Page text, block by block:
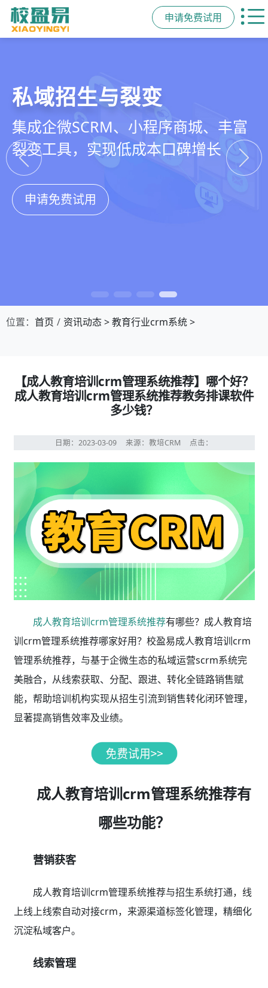
申请免费试用
教培行业CRM
以学员为中心，打通从引流、转化、
教学到复购转介绍的全生命周期增长
引擎
申请免费试用
智能销售漏斗
线索自动分配、标准化跟单、试听转
化分析，打造高绩效招生团队
申请免费试用
精细化客户运营
360°学员画像、自动化服务流程、智
能续费预警，深度挖掘学员长期价值
申请免费试用
私域招生与裂变
集成企微SCRM、小程序商城、丰富
裂变工具，实现低成本口碑增长
申请免费试用
位置： 首页 资讯动态>教育行业crm系统>
【成人教育培训crm管理系统推荐】哪个好？
成人教育培训crm管理系统推荐教务排课软件
多少钱？
日期：2023-03-09 来源：教培CRM 点击：
成人教育培训crm管理系统推荐有哪些？成人教育培
训crm管理系统推荐哪家好用？校盈易成人教育培训crm
管理系统推荐，与基于企微生态的私域运营scrm系统完
美融合，从线索获取、分配、跟进、转化全链路销售赋
能，帮助培训机构实现从招生引流到销售转化闭环管理，
显著提高销售效率及业绩。
成人教育培训crm管理系统推荐有
哪些功能？
营销获客
成人教育培训crm管理系统推荐与招生系统打通，线
上线上线索自动对接crm，来源渠道标签化管理，精细化
沉淀私域客户。
线索管理